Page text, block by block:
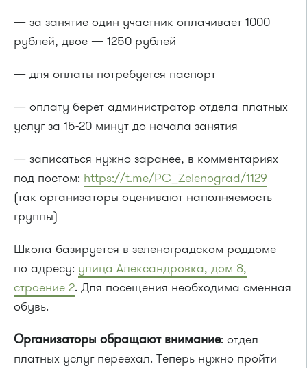
— за занятие один участник оплачивает 1000
рублей, двое — 1250 рублей
— для оплаты потребуется паспорт
— оплату берет администратор отдела платных
услуг за 15-20 минут до начала занятия
— записаться нужно заранее, в комментариях
под постом: https://t.me/PC_Zelenograd/1129
(так организаторы оценивают наполняемость
группы)
Школа базируется в зеленоградском роддоме
по адресу: улица Александровка, дом 8,
строение 2. Для посещения необходима сменная
обувь.
Организаторы обращают внимание: отдел
платных услуг переехал. Теперь нужно пройти